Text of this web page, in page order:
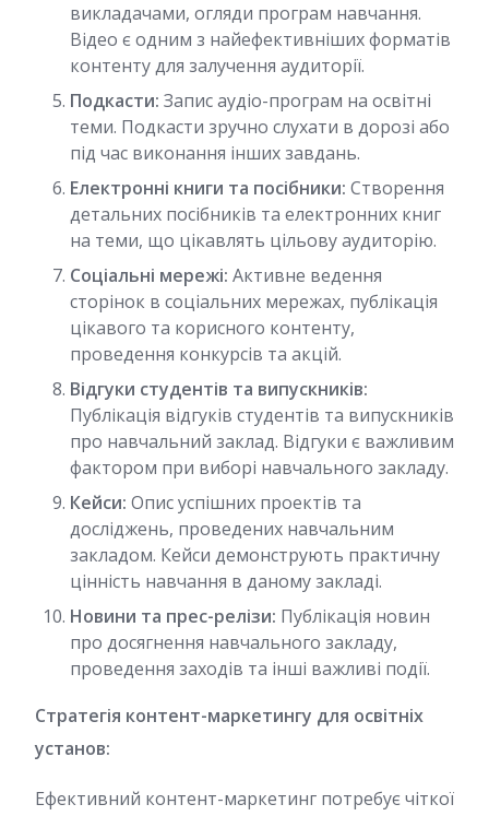
викладачами, огляди програм навчання.
Відео є одним з найефективніших форматів
контенту для залучення аудиторії.
Подкасти: Запис аудіо-програм на освітні
теми. Подкасти зручно слухати в дорозі або
під час виконання інших завдань.
Електронні книги та посібники: Створення
детальних посібників та електронних книг
на теми, що цікавлять цільову аудиторію.
Соціальні мережі: Активне ведення
сторінок в соціальних мережах, публікація
цікавого та корисного контенту,
проведення конкурсів та акцій.
Відгуки студентів та випускників:
Публікація відгуків студентів та випускників
про навчальний заклад. Відгуки є важливим
фактором при виборі навчального закладу.
Кейси: Опис успішних проектів та
досліджень, проведених навчальним
закладом. Кейси демонструють практичну
цінність навчання в даному закладі.
Новини та прес-релізи: Публікація новин
про досягнення навчального закладу,
проведення заходів та інші важливі події.
Стратегія контент-маркетингу для освітніх
установ:
Ефективний контент-маркетинг потребує чіткої